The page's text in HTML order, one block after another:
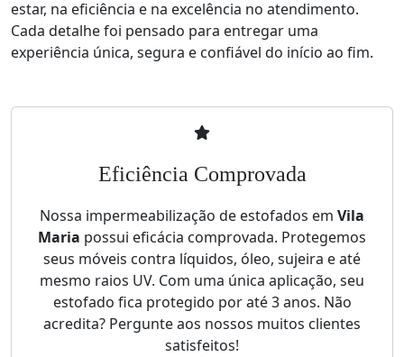
estar, na eficiência e na excelência no atendimento.
Cada detalhe foi pensado para entregar uma
experiência única, segura e confiável do início ao fim.
Eficiência Comprovada
Nossa impermeabilização de estofados em Vila
Maria possui eficácia comprovada. Protegemos
seus móveis contra líquidos, óleo, sujeira e até
mesmo raios UV. Com uma única aplicação, seu
estofado fica protegido por até 3 anos. Não
acredita? Pergunte aos nossos muitos clientes
satisfeitos!